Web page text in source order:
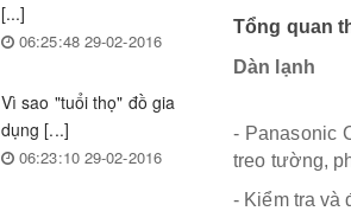
[...]
06:25:48 29-02-2016
Vì sao "tuổi thọ" đồ gia
dụng [...]
06:23:10 29-02-2016
Tổng quan
Dàn lạnh
- Panasonic
treo tường,
- Kiểm tra và